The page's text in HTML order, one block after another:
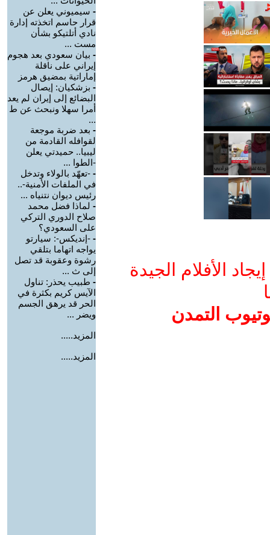
الأفلام الجيدة
التمدن
- سيميوني يعلن عن
قرار حاسم اتخذته إدارة
نادي أتلتيكو بشأن
مست ...
- بيان سعودي بعد هجوم
إيراني على ناقلة
إماراتية بمضيق هرمز
- بزشكيان: إيصال
البضائع إلى إيران لم يعد
أمرا سهلا ونبحث عن ط
...
- بعد ضربة موجعة
لقوافله القادمة من
ليبيا.. حميدتي يعلن
-الطوا ...
- -تعهّد بالولاء وتدخل
في الملفات الأمنية-..
رئيس ديوان نتنياه ...
- لماذا فضل محمد
صلاح الدوري التركي
على السعودي؟
- -إنديكس-: سيارتو
يواجه اتهاما بتلقي
رشوة وعقوبة قد تصل
إلى ث ...
- طبيب يحذر: تناول
الآيس كريم بكثرة في
الحر قد يرهق الجسم
ويضر ...
المزيد.....
المزيد.....